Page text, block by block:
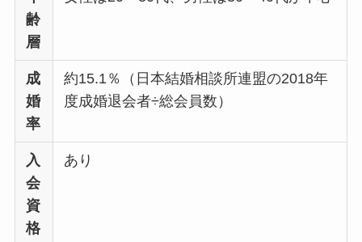
齢
層
成
婚
率
約15.1％（日本結婚相談所連盟の2018年
度成婚退会者÷総会員数）
入
会
資
格
あり